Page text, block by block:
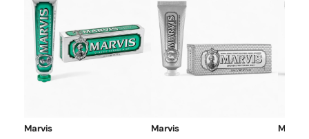
Marvis Marvis Marvis